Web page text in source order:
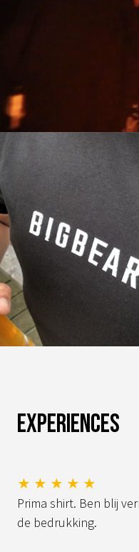
Experiences
★ ★ ★ ★ ★
Prima shirt. Ben blij
de bedrukking.